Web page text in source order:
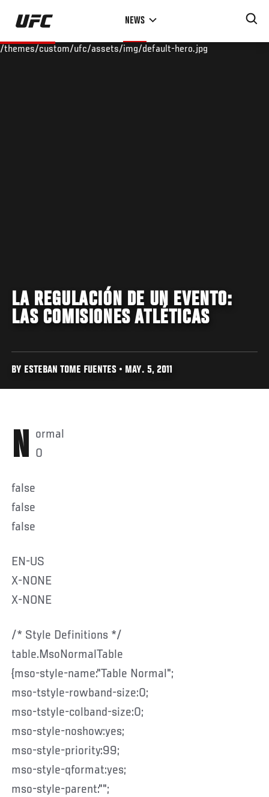
Skip
main
NEWS
/themes/custom/ufc/assets/img/default-hero.jpg
LA REGULACIÓN DE UN EVENTO:
LAS COMISIONES ATLÉTICAS
BY ESTEBAN TOME FUENTES • MAY. 5, 2011
Normal
0
false
false
false
EN-US
X-NONE
X-NONE
/* Style Definitions */
table.MsoNormalTable
{mso-style-name:"Table Normal";
mso-tstyle-rowband-size:0;
mso-tstyle-colband-size:0;
mso-style-noshow:yes;
mso-style-priority:99;
mso-style-qformat:yes;
mso-style-parent:"";